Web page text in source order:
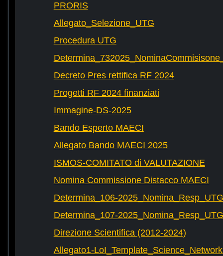
PRORIS
Allegato_Selezione_UTG
Procedura UTG
Decreto Pres rettifica RF 2024
Progetti RF 2024 finanziati
Immagine-DS-2025
Bando Esperto MAECI
Allegato Bando MAECI 2025
ISMOS-COMITATO di VALUTAZIONE
Nomina Commissione Distacco MAECI
Determina_106-
Determina_107-
Direzione Scientifica (2012-2024)
Allegato1-